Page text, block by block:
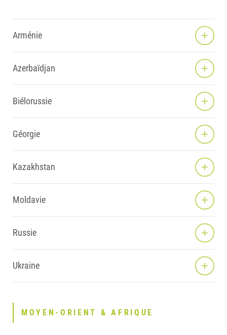
Arménie
Azerbaïdjan
Biélorussie
Géorgie
Kazakhstan
Moldavie
Russie
Ukraine
MOYEN-ORIENT & AFRIQUE